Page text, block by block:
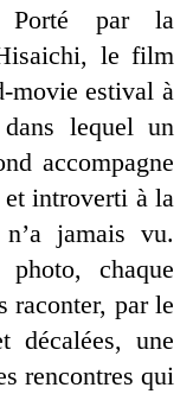
Porté par la
le film
movie estival à
lequel un
accompagne
introverti à la
jamais vu.
chaque
raconter, par le
décalées, une
rencontres qui